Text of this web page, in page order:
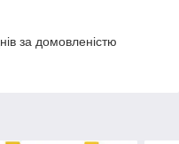
за домовленістю